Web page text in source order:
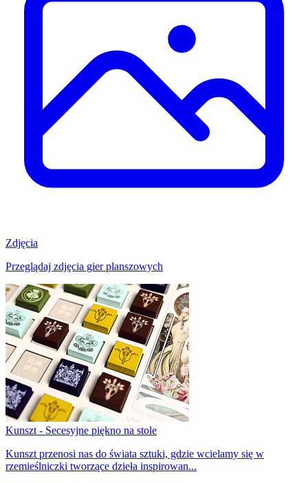
Zdjęcia
Przeglądaj zdjęcia gier planszowych
Kunszt - Secesyjne piękno na stole
Kunszt przenosi nas do świata sztuki, gdzie wcielamy się w
rzemieślniczki tworzące dzieła inspirowan...